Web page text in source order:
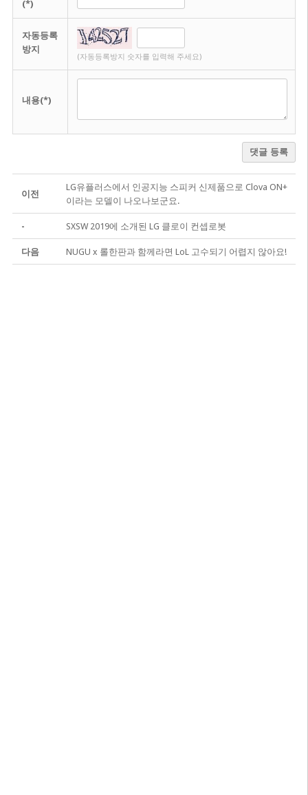
(*)
자동등록
방지
(자동등록방지 숫자를 입력해 주세요)
내용(*)
댓글 등록
이전
LG유플러스에서 인공지능 스피커 신제품으로 Clova ON+
이라는 모델이 나오나보군요.
- SXSW 2019에 소개된 LG 클로이 컨셉로봇
다음 NUGU x 롤한판과 함께라면 LoL 고수되기 어렵지 않아요!